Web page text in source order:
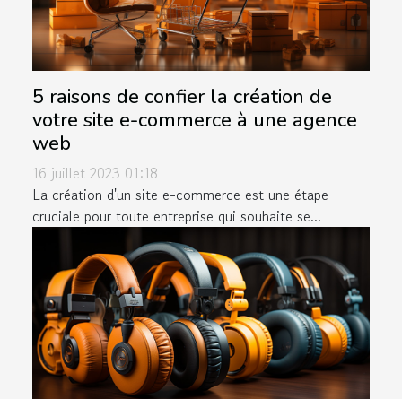
5 raisons de confier la création de
votre site e-commerce à une agence
web
16 juillet 2023 01:18
La création d'un site e-commerce est une étape
cruciale pour toute entreprise qui souhaite se...